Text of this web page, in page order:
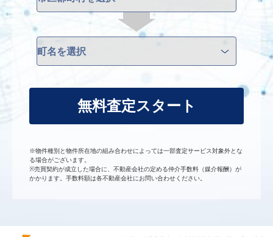
無料査定スタート
※物件種別と物件所在地の組み合わせによっては一部査定サービス対象外とな
る場合がございます。
※売買契約が成立した場合に、不動産会社の定める仲介手数料（媒介報酬）が
かかります。手数料額は各不動産会社にお問い合わせください。